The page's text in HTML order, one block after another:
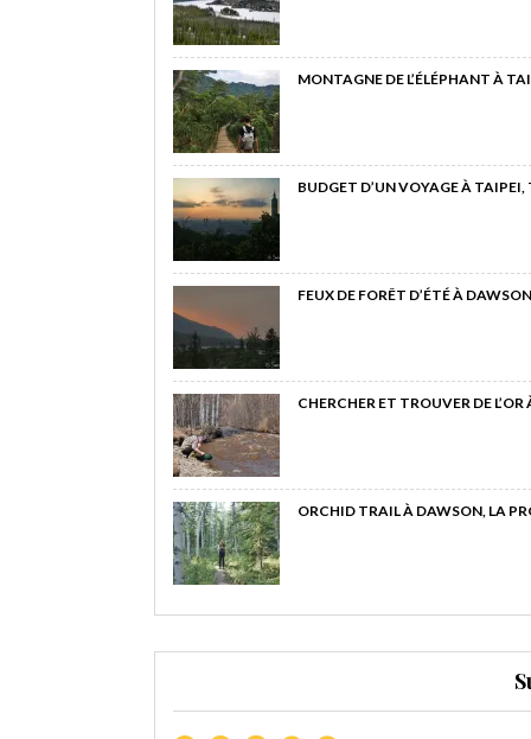
MONTAGNE DE L’ÉLÉPHANT À
BUDGET D’UN VOYAGE À
FEUX DE FORÊT D’ÉTÉ À
CHERCHER ET TROUVER DE
ORCHID TRAIL À DAWSON, LA